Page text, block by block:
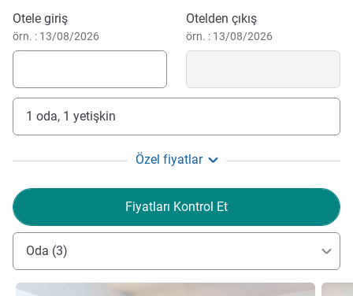
to discover our beautiful city! See you soon!
MARIE-ANGE GAMBADE Otel Yönetimi
Bu otelde rezervasyon yaptırın
Otele giriş
örn. : 13/08/2026
Otelden çıkış
örn. : 13/08/2026
1 oda, 1 yetişkin
Özel fiyatlar
Fiyatları Kontrol Et
Oda (3)
Ayrıntıları göster